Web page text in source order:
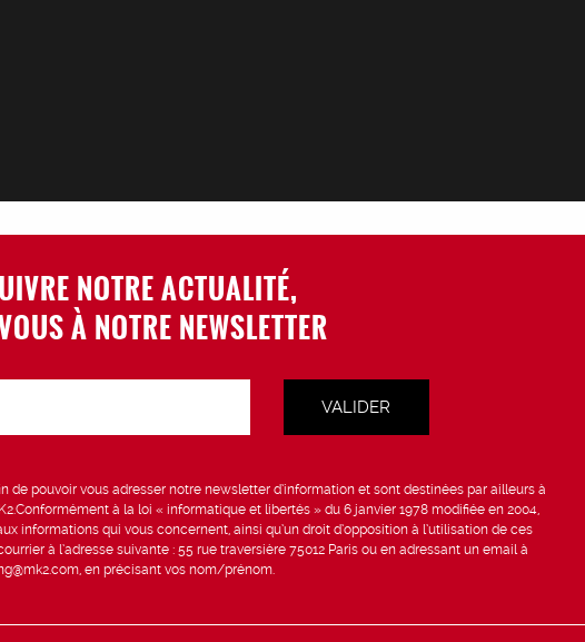
NOTRE ACTUALITÉ,
À NOTRE NEWSLETTER
pouvoir vous adresser notre newsletter d’information et sont destinées par ailleurs à
à la loi « informatique et libertés » du 6 janvier 1978 modifiée en 2004,
informations qui vous concernent, ainsi qu’un droit d’opposition à l’utilisation de ces
à l’adresse suivante : 55 rue traversière 75012 Paris ou en adressant un email à
en précisant vos nom/prénom.